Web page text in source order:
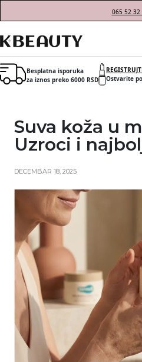
065 52 32
Besplatna isporuka
za iznos preko 6000 RSD
Ostvarite
Suva koža u
Uzroci i
DECEMBAR 18, 2025